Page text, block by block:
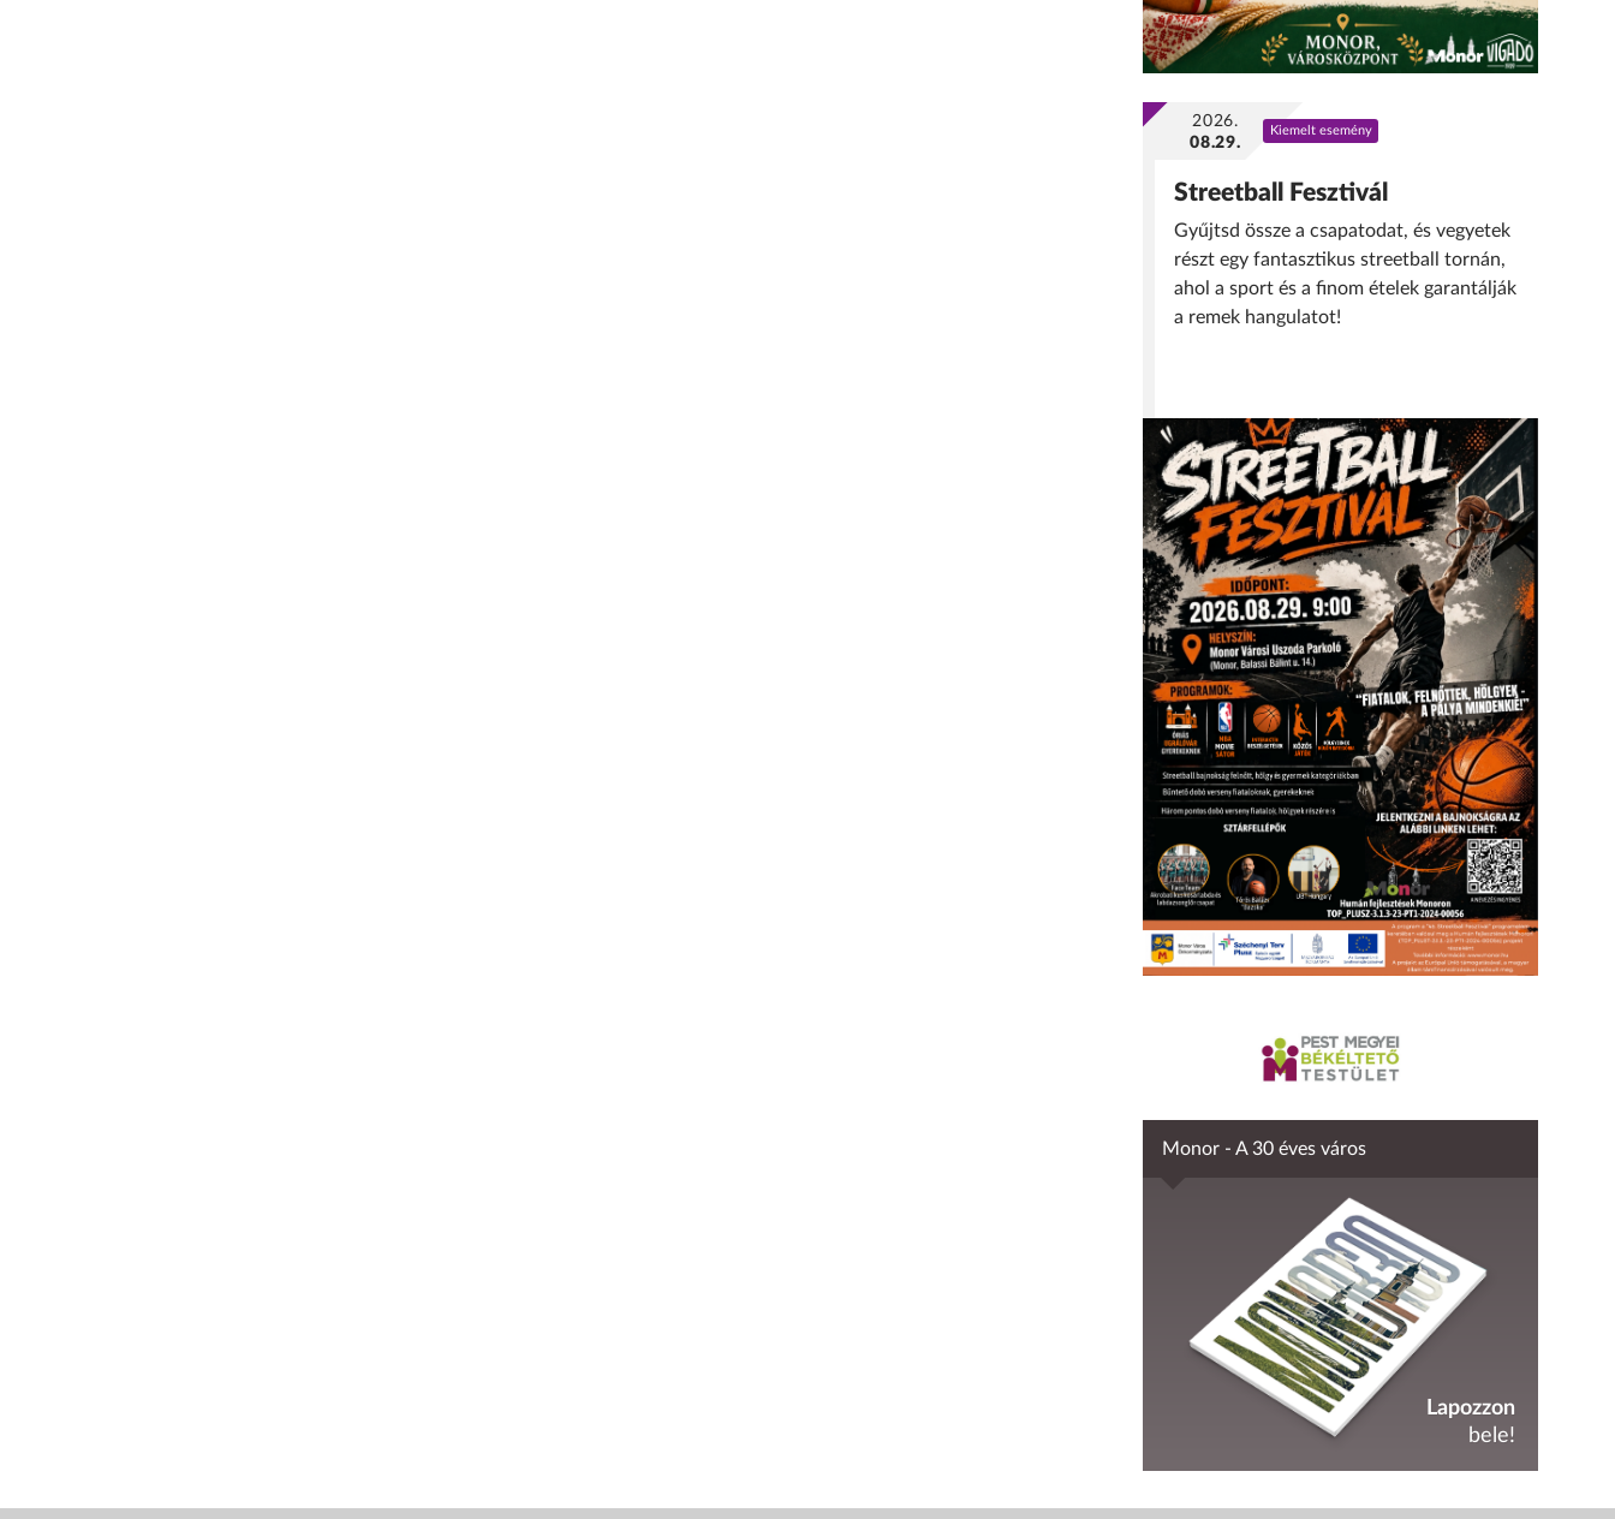
2026.
08.29.
Kiemelt esemény
Streetball Fesztivál
Gyűjtsd össze a csapatodat, és vegyetek
részt egy fantasztikus streetball tornán,
ahol a sport és a finom ételek garantálják
a remek hangulatot!
Monor - A 30 éves város
Lapozzon
bele!